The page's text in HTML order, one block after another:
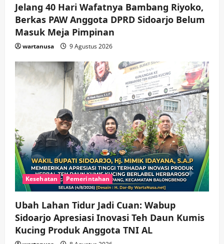
Jelang 40 Hari Wafatnya Bambang Riyoko,
Berkas PAW Anggota DPRD Sidoarjo Belum
Masuk Meja Pimpinan ​
wartanusa 9 Agustus 2026
Kesehatan Pemerintahan
Ubah Lahan Tidur Jadi Cuan: Wabup
Sidoarjo Apresiasi Inovasi Teh Daun Kumis
Kucing Produk Anggota TNI AL